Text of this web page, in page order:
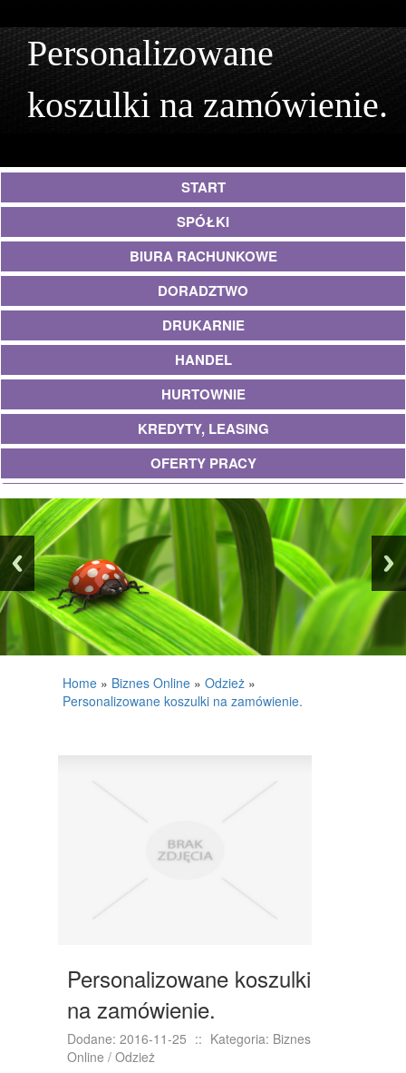
Personalizowane
koszulki na zamówienie.
START
SPÓŁKI
BIURA RACHUNKOWE
DORADZTWO
DRUKARNIE
HANDEL
HURTOWNIE
KREDYTY, LEASING
OFERTY PRACY
UBEZPIECZENIA
EKOLOGIA
BANKI, PRZELEWY, WALUTY, KANTORY
WYKOŃCZENIA
PROJEKTOWANIE
MATERIAŁY BUDOWLANE
NIERUCHOMOŚCI, DZIAŁKI
KURSY JĘZYKOWE
KURSY I SZKOLENIA
TŁUMACZENIA
Home » Biznes Online » Odzież »
Personalizowane koszulki na zamówienie.
Personalizowane koszulki
na zamówienie.
Dodane: 2016-11-25 :: Kategoria: Biznes
Online / Odzież